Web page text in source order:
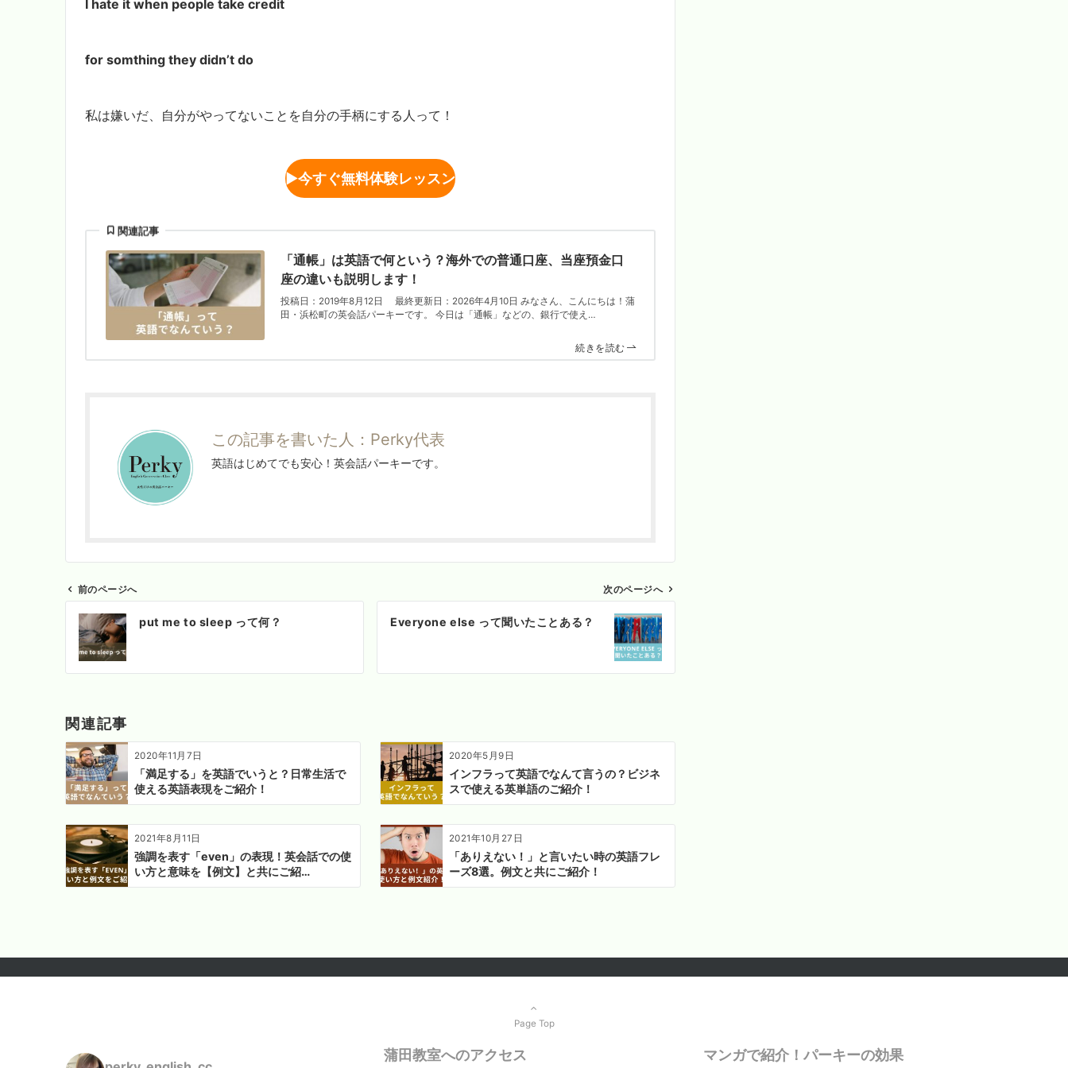
I hate it when people take credit
for somthing they didn’t do
私は嫌いだ、自分がやってないことを自分の手柄にする人って！
▶︎今すぐ無料体験レッスン
関連記事
「通帳」は英語で何という？海外での普通口座、当座預金口
座の違いも説明します！
投稿日：2019年8月12日 最終更新日：2026年4月10日 みなさん、こんにちは！蒲
田・浜松町の英会話パーキーです。 今日は「通帳」などの、銀行で使え…
続きを読む
この記事を書いた人：Perky代表
英語はじめてでも安心！英会話パーキーです。
シ
ョ
ン
前のページへ
put me to sleep って何？
次のページへ
Everyone else って聞いたことある？
関連記事
2020年11月7日
「満足する」を英語でいうと？日常生活で
使える英語表現をご紹介！
2020年5月9日
インフラって英語でなんて言うの？ビジネ
スで使える英単語のご紹介！
2021年8月11日
強調を表す「even」の表現！英会話での使
い方と意味を【例文】と共にご紹…
2021年10月27日
「ありえない！」と言いたい時の英語フレ
ーズ8選。例文と共にご紹介！
Page Top
蒲田教室へのアクセス マンガで紹介！パーキーの効果